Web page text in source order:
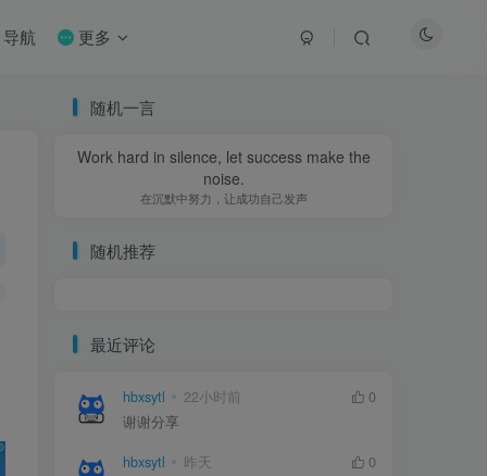
导航 更多
随机一言
Work hard in silence, let success make the
noise.
在沉默中努力，让成功自己发声
随机推荐
最近评论
hbxsytl 22小时前
0
谢谢分享
hbxsytl 昨天
0